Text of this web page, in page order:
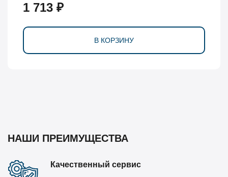
1 713 ₽
В КОРЗИНУ
НАШИ ПРЕИМУЩЕСТВА
Качественный сервис